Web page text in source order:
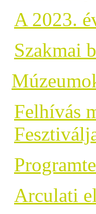
A 2023.
Szakmai
Felhívás
Arculati